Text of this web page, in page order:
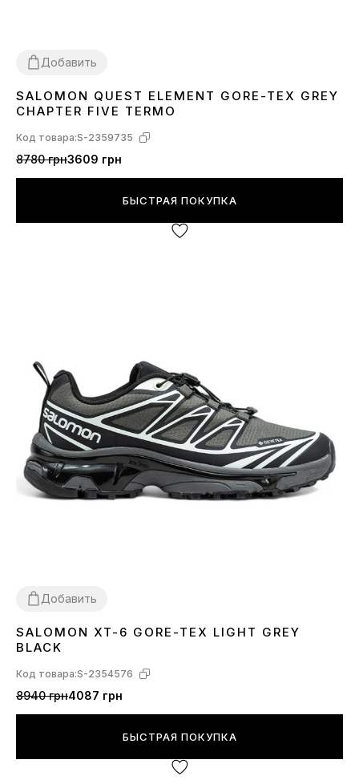
Добавить
414243 44 45 46
SALOMON QUEST ELEMENT GORE-TEX GREY
CHAPTER FIVE TERMO
Код товара:S-2359735
8780 грн3609 грн
БЫСТРАЯ ПОКУПКА
Добавить
414244
SALOMON XT-6 GORE-TEX LIGHT GREY
BLACK
Код товара:S-2354576
8940 грн4087 грн
БЫСТРАЯ ПОКУПКА